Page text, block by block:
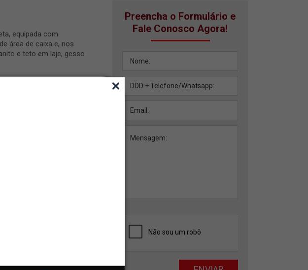
equipada com
área de caixa e, nos
e teto em laje, gesso
Preencha o Formulário e
Fale Conosco Agora!